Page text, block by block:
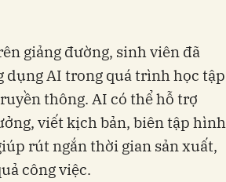
giảng đường, sinh viên đã
dụng AI trong quá trình học tập
thông. AI có thể hỗ trợ
viết kịch bản, biên tập hình
rút ngắn thời gian sản xuất,
công việc.